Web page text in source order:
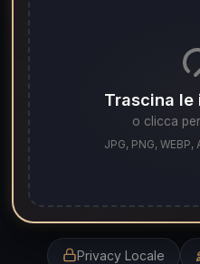
Trascina le
o clicca
JPG, PNG, WEBP,
Privacy Locale